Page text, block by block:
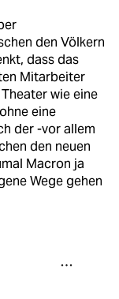
den Völkern
dass das
Mitarbeiter
wie eine
eine
der -vor allem
den neuen
Macron ja
Wege gehen